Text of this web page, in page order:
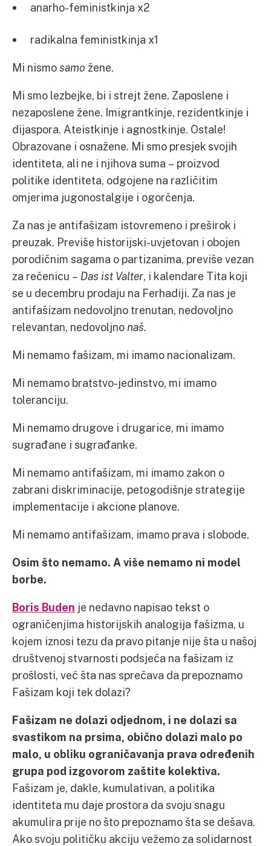
anarho-feministkinja x2
radikalna feministkinja x1
Mi nismosamo žene.
Mi smo lezbejke, bi i strejt žene. Zaposlene i
nezaposlene žene. Imigrantkinje, rezidentkinje i
dijaspora. Ateistkinje i agnostkinje. Ostale!
Obrazovane i osnažene. Mi smo presjek svojih
identiteta, ali ne i njihova suma – proizvod
politike identiteta, odgojene na različitim
omjerima jugonostalgije i ogorčenja.
Za nas je antifašizam istovremeno i preširok i
preuzak. Previše historijski-uvjetovan i obojen
porodičnim sagama o partizanima, previše vezan
za rečenicu – Das ist Valter, i kalendare Tita koji
se u decembru prodaju na Ferhadiji. Za nas je
antifašizam nedovoljno trenutan, nedovoljno
relevantan, nedovoljno naš.
Mi nemamo fašizam, mi imamo nacionalizam.
Mi nemamo bratstvo-jedinstvo, mi imamo
toleranciju.
Mi nemamo drugove i drugarice, mi imamo
sugrađane i sugrađanke.
Mi nemamo antifašizam, mi imamo zakon o
zabrani diskriminacije, petogodišnje strategije
implementacije i akcione planove.
Mi nemamo antifašizam, imamo prava i slobode.
Osim što nemamo. A više nemamo ni model
borbe.
Boris Buden je nedavno napisao tekst o
ograničenjima historijskih analogija fašizma, u
kojem iznosi tezu da pravo pitanje nije šta u našoj
društvenoj stvarnosti podsjeća na fašizam iz
prošlosti, već šta nas sprečava da prepoznamo
Fašizam koji tek dolazi?
Fašizam ne dolazi odjednom, i ne dolazi sa
svastikom na prsima, obično dolazi malo po
malo, u obliku ograničavanja prava određenih
grupa pod izgovorom zaštite kolektiva.
Fašizam je, dakle, kumulativan, a politika
identiteta mu daje prostora da svoju snagu
akumulira prije no što prepoznamo šta se dešava.
Ako svoju političku akciju vežemo za solidarnost